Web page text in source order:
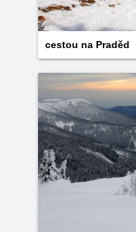
cestou na Praděd